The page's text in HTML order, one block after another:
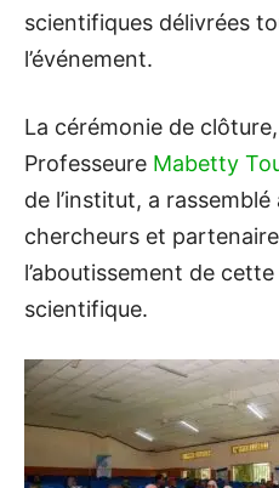
scientifiques délivrées
l’événement.
La cérémonie de
Professeure Mabetty
de l’institut, a
chercheurs et
l’aboutissement de
scientifique.